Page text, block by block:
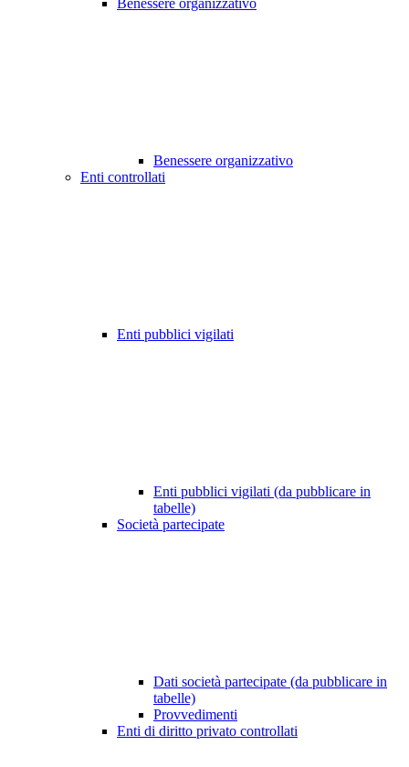
Benessere organizzativo
Benessere organizzativo
Enti controllati
Enti pubblici vigilati
Enti pubblici vigilati (da pubblicare in
tabelle)
Società partecipate
Dati società partecipate (da pubblicare in
tabelle)
Provvedimenti
Enti di diritto privato controllati